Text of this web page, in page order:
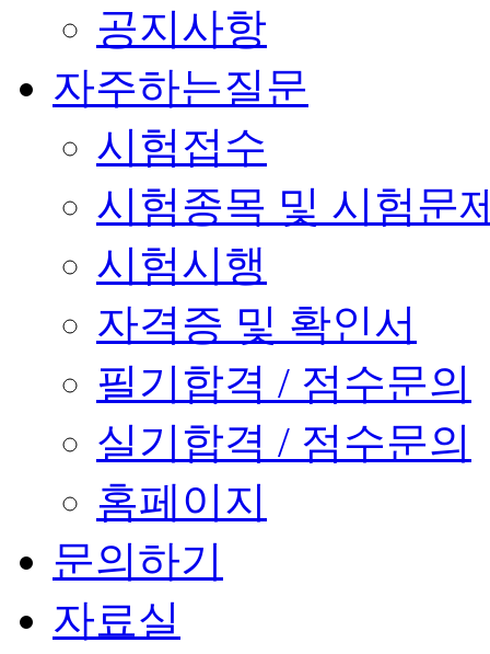
공지사항
자주하는질문
시험접수
시험종목 및 시험문
시험시행
자격증 및 확인서
필기합격 / 점수문의
실기합격 / 점수문의
홈페이지
문의하기
자료실